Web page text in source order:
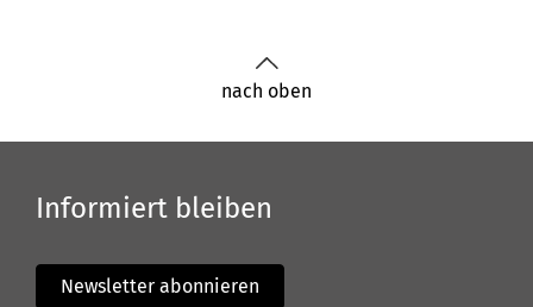
nach oben
Informiert bleiben
Newsletter abonnieren